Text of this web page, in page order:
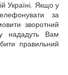
Україні. Якщо у
за
зворотний
нададуть Вам
правильний